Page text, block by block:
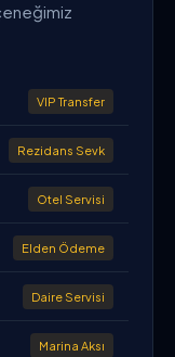
VIP Transfer
Rezidans Sevk
Otel Servisi
Elden Ödeme
Daire Servisi
Marina Aksı